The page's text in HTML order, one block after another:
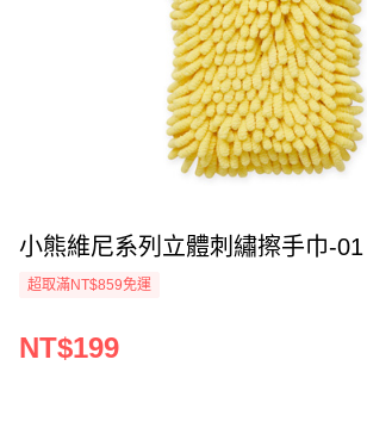
小熊維尼系列立體刺繡擦手巾-01
超取滿NT$859免運
NT$199